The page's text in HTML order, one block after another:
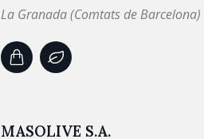
La Granada (Comtats de Barcelona)
MASOLIVE S.A.